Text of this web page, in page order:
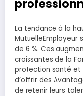
La tendance à la
MutuelleEmployeur
de 6 %. Ces
croissantes de la
protection santé et
d’offrir des
de retenir leurs